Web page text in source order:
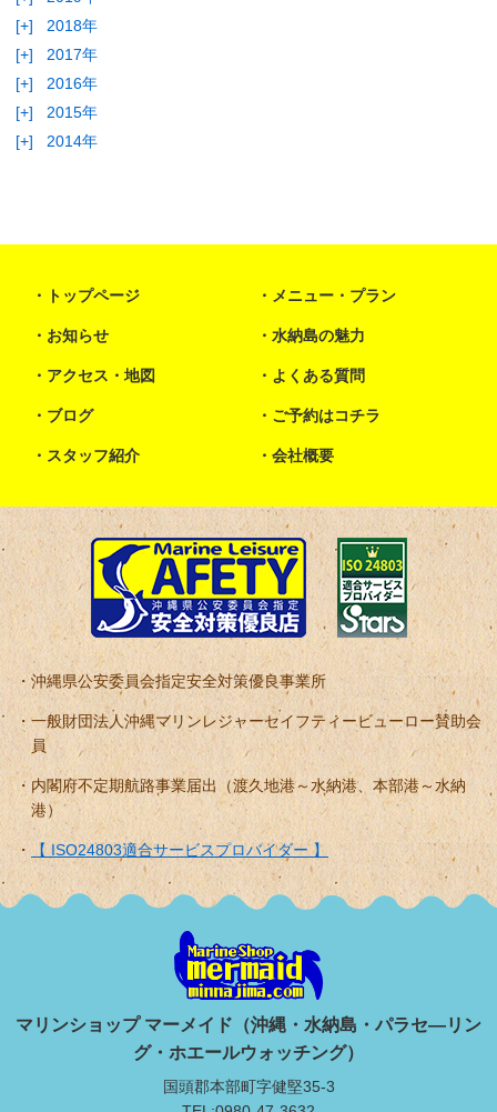
[+]
2018年
[+]
2017年
[+]
2016年
[+]
2015年
[+]
2014年
トップページ メニュー・プラン
お知らせ 水納島の魅力
アクセス・地図 よくある質問
ブログ ご予約はコチラ
スタッフ紹介 会社概要
沖縄県公安委員会指定安全対策優良事業所
一般財団法人沖縄マリンレジャーセイフティービューロー賛助会
員
内閣府不定期航路事業届出（渡久地港～水納港、本部港～水納
港）
【 ISO24803適合サービスプロバイダー 】
マリンショップ マーメイド（沖縄・水納島・パラセ―リン
グ・ホエールウォッチング）
国頭郡本部町字健堅35-3